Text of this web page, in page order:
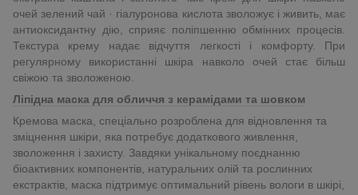
очей зелений чай · гіалуронова кислота зволожує і живить, має
антиоксидантну дію, сприяє поліпшенню обмінних процесів.
Текстура крему надає відчуття легкості і комфорту. При
регулярному використанні шкіра навколо очей стає більш
свіжою та зволоженою.
Ліпідна маска для обличчя з керамідами та шовком
Кремова маска, спеціально розроблена для відновлення та
зміцнення шкіри, яка потребує додаткового живлення,
зволоження і захисту. Завдяки унікальному поєднанню
біоактивних компонентів, натуральних олій та рослинних
екстрактів, маска підтримує оптимальний рівень вологи в шкірі,